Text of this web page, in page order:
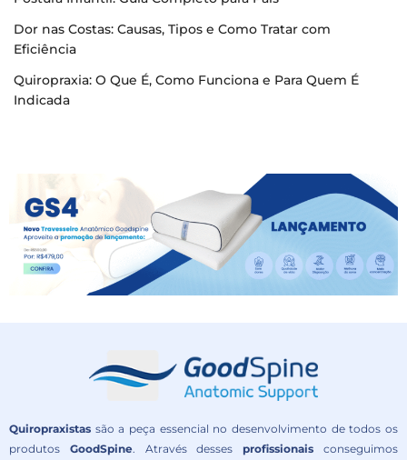
Dor nas Costas: Causas, Tipos e Como Tratar com
Eficiência
Quiropraxia: O Que É, Como Funciona e Para Quem É
Indicada
Quiropraxistas são a peça essencial no desenvolvimento de todos os
produtos GoodSpine. Através dessesprofissionais conseguimos